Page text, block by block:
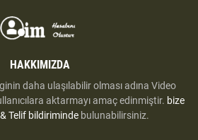
HAKKIMIZDA
daha ulaşılabilir olması adına Video
aktarmayı amaç edinmiştir. bize
Telif bildiriminde bulunabilirsiniz.